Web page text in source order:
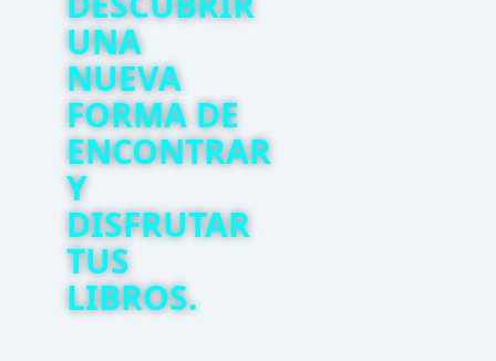
UNA
NUEVA
FORMA DE
ENCONTRAR
Y
DISFRUTAR
TUS
LIBROS.